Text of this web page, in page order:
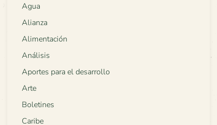
Agua
Alianza
Alimentación
Análisis
Aportes para el desarrollo
Arte
Boletines
Caribe